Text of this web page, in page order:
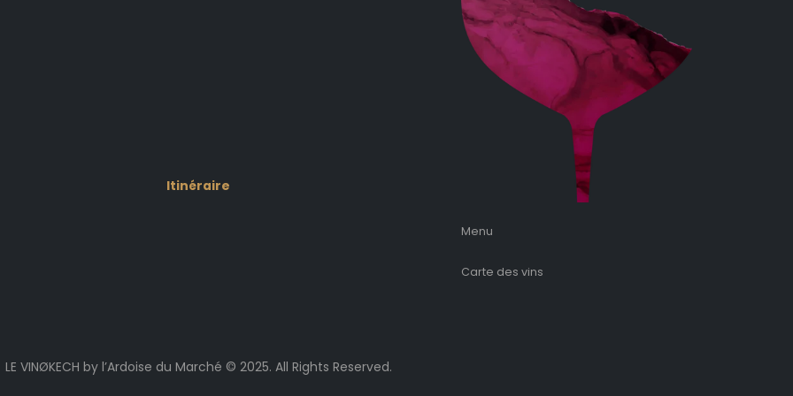
Itinéraire
Menu
Carte des vins
LE VINØKECH by l’Ardoise du Marché © 2025. All Rights Reserved.